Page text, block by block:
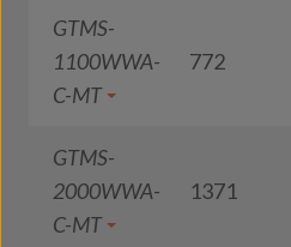
GTMS-
1100WWA-
C-MT
772
GTMS-
2000WWA-
C-MT
1371